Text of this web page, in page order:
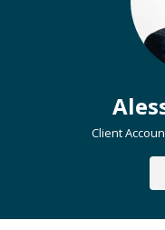
Client